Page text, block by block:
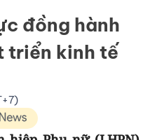
đồng hành
triển kinh tế